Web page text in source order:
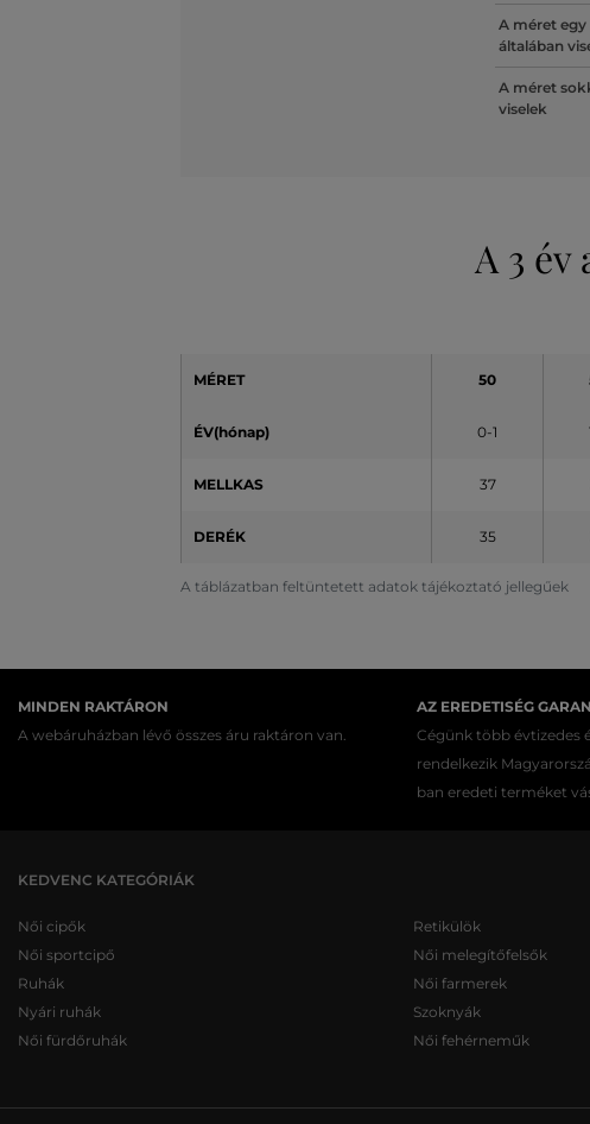
A méret
általában
A méret
viselek
A 3
A táblázatban feltüntetett adatok tájékoztató jellegűek
MÉRET 50
ÉV(hónap) 0-1
MELLKAS 37
DERÉK 35
MINDEN RAKTÁRON
A webáruházban lévő összes áru raktáron van.
AZ EREDETISÉG
Cégünk több évtizedes
rendelkezik
ban eredeti terméket
KEDVENC KATEGÓRIÁK
Női cipők
Női sportcipő
Ruhák
Nyári ruhák
Női fürdőruhák
Retikülök
Női melegítőfelsők
Női farmerek
Szoknyák
Női fehérneműk